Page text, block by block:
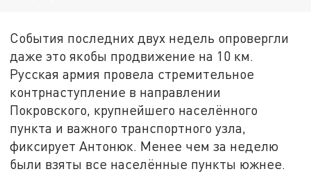
События последних двух недель опровергли
даже это якобы продвижение на 10 км.
Русская армия провела стремительное
контрнаступление в направлении
Покровского, крупнейшего населённого
пункта и важного транспортного узла,
фиксирует Антонюк. Менее чем за неделю
были взяты все населённые пункты южнее.